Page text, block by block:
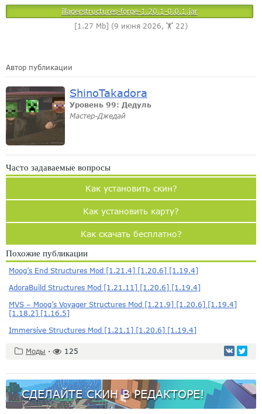
illagerstructures-forge-1.20.1-0.0.1.jar
[1.27 Mb] (9 июня 2026, 🏋️ 22)
Автор публикации
ShinoTakadora
Уровень 99: Дедуль
Мастер-Джедай
Часто задаваемые вопросы
Как установить скин?
Как установить карту?
Как скачать бесплатно?
Похожие публикации
Moog’s End Structures Mod [1.21.4] [1.20.6] [1.19.4]
AdoraBuild Structures Mod [1.21.11] [1.20.6] [1.19.4]
MVS – Moog’s Voyager Structures Mod [1.21.9] [1.20.6] [1.19.4]
[1.18.2] [1.16.5]
Immersive Structures Mod [1.21.1] [1.20.6] [1.19.4]
Моды · 125
СДЕЛАЙТЕ СКИН В РЕДАКТОРЕ!